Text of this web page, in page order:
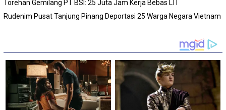
Torehan Gemilang PT BSI: 25 Juta Jam Kerja Bebas LTI
Rudenim Pusat Tanjung Pinang Deportasi 25 Warga Negara Vietnam